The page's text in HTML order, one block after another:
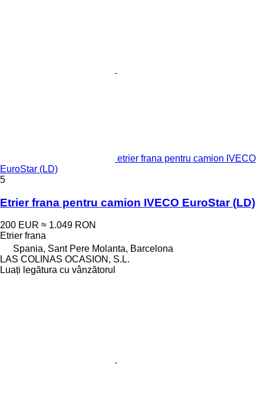
etrier frana pentru camion IVECO
EuroStar (LD)
5
Etrier frana pentru camion IVECO EuroStar (LD)
200 EUR ≈ 1.049 RON
Etrier frana
Spania, Sant Pere Molanta, Barcelona
LAS COLINAS OCASION, S.L.
Luați legătura cu vânzătorul